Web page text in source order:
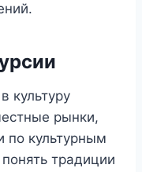
культуру
рынки,
по культурным
традиции